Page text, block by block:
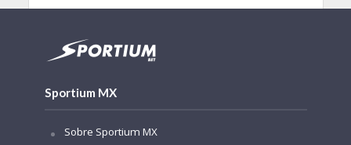
Sportium MX
Sobre Sportium MX